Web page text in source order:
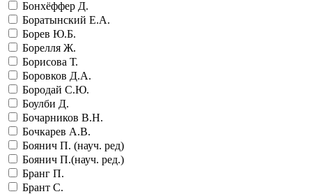
Бонхёффер Д.
Боратынский Е.А.
Борев Ю.Б.
Борелля Ж.
Борисова Т.
Боровков Д.А.
Бородай С.Ю.
Боулби Д.
Бочарников В.Н.
Бочкарев А.В.
Боянич П. (науч. ред)
Боянич П.(науч. ред.)
Бранг П.
Брант С.